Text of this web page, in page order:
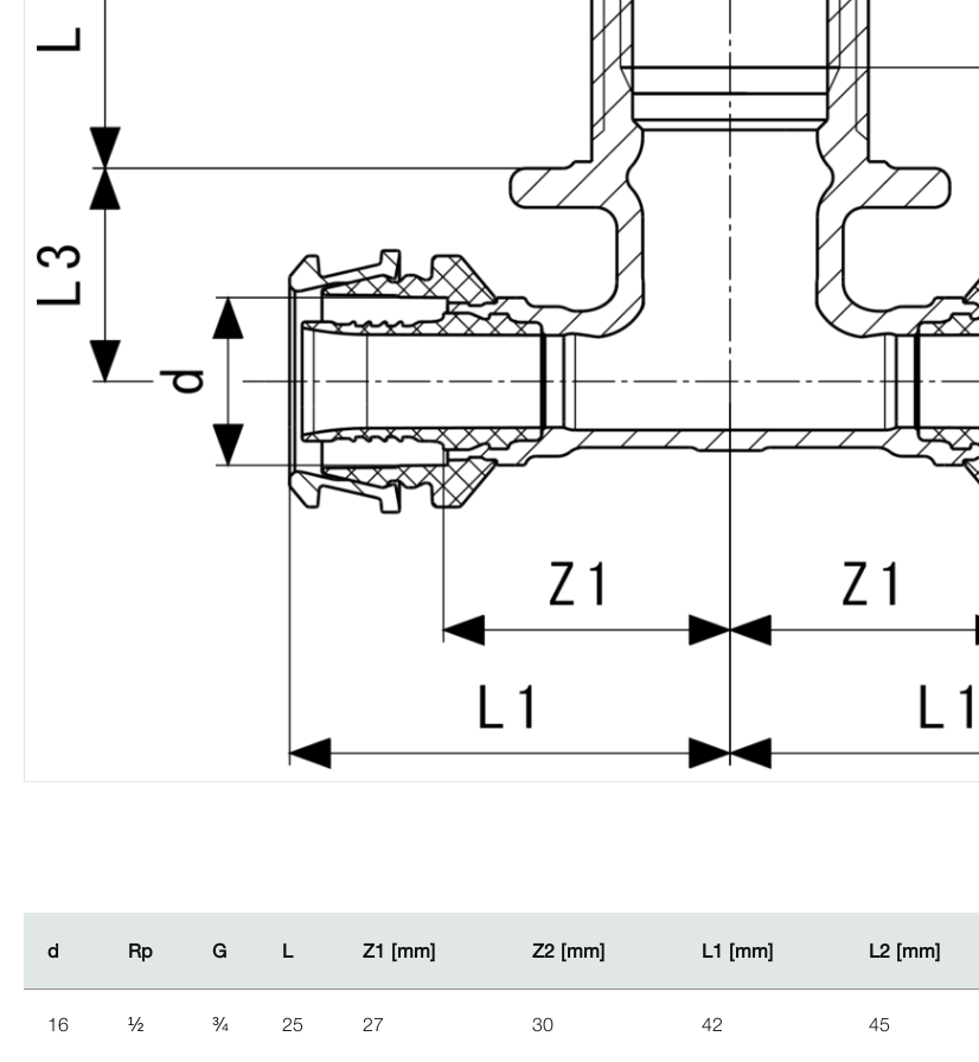
d Rp G L Z1 [mm] Z2 [mm] L1 [mm] L2 [mm]
d Rp G L Z1 [mm] Z2 [mm] L1 [mm] L2 [mm]
16 ½ ¾ 25 27 30 42 45